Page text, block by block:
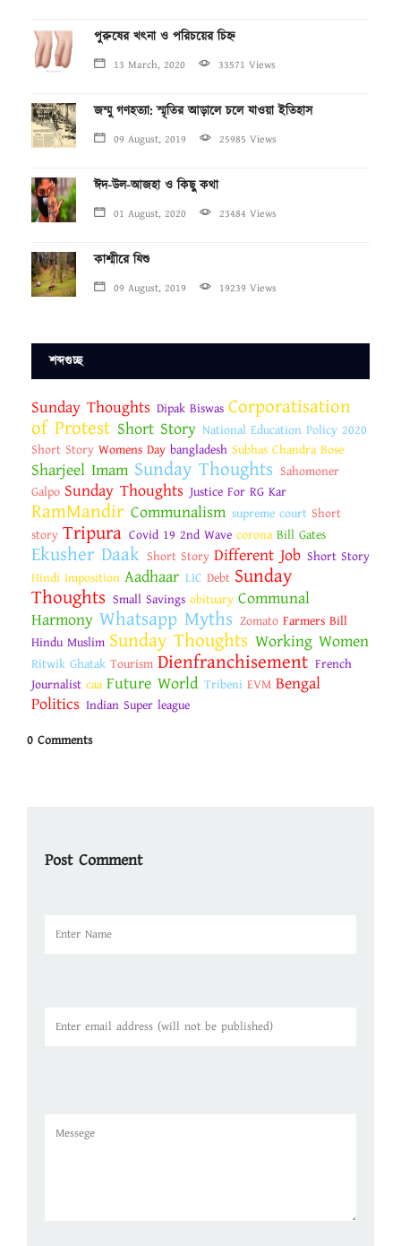
পুরুষের খৎনা ও পরিচয়ের চিহ্ন
13 March, 2020 33571 Views
জম্মু গণহত্যা: স্মৃতির আড়ালে চলে যাওয়া ইতিহাস
09 August, 2019 25985 Views
ঈদ-উল-আজহা ও কিছু কথা
01 August, 2020 23484 Views
কাশ্মীরে যিশু
09 August, 2019 19239 Views
শব্দগুচ্ছ
Sunday Thoughts Dipak Biswas Corporatisation
of Protest Short Story National Education Policy 2020
Short Story Womens Day bangladesh Subhas Chandra Bose
Sharjeel Imam Sunday Thoughts Sahomoner
Galpo Sunday Thoughts Justice For RG Kar
RamMandir Communalism supreme court Short
story Tripura Covid 19 2nd Wave corona Bill Gates
Ekusher Daak Short Story Different Job Short Story
Hindi Imposition Aadhaar LIC Debt Sunday
Thoughts Small Savings obituary Communal
Harmony Whatsapp Myths Zomato Farmers Bill
Hindu Muslim Sunday Thoughts Working Women
Ritwik Ghatak Tourism Dienfranchisement French
Journalist caa Future World Tribeni EVM Bengal
Politics Indian Super league
0 Comments
Post Comment